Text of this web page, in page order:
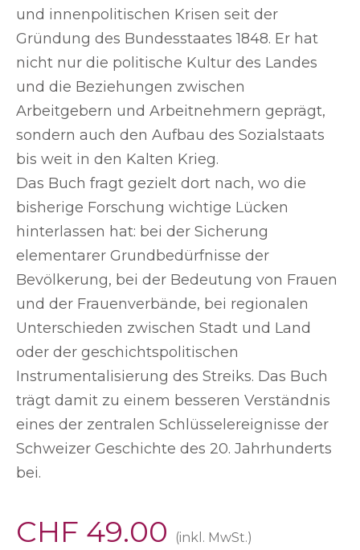
und innenpolitischen Krisen seit der
Gründung des Bundesstaates 1848. Er hat
nicht nur die politische Kultur des Landes
und die Beziehungen zwischen
Arbeitgebern und Arbeitnehmern geprägt,
sondern auch den Aufbau des Sozialstaats
bis weit in den Kalten Krieg.
Das Buch fragt gezielt dort nach, wo die
bisherige Forschung wichtige Lücken
hinterlassen hat: bei der Sicherung
elementarer Grundbedürfnisse der
Bevölkerung, bei der Bedeutung von Frauen
und der Frauenverbände, bei regionalen
Unterschieden zwischen Stadt und Land
oder der geschichtspolitischen
Instrumentalisierung des Streiks. Das Buch
trägt damit zu einem besseren Verständnis
eines der zentralen Schlüsselereignisse der
Schweizer Geschichte des 20. Jahrhunderts
bei.
CHF 49.00 (inkl. MwSt.)